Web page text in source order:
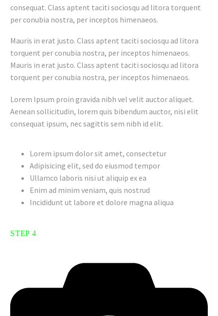
consequat. Class aptent taciti sociosqu ad litora torquent
per conubia nostra, per inceptos himenaeos.
Mauris in erat justo. Class aptent taciti sociosqu ad litora
torquent per conubia nostra, per inceptos himenaeos.
Mauris in erat justo. Class aptent taciti sociosqu ad litora
torquent per conubia nostra, per inceptos himenaeos.
Lorem Ipsum proin gravida nibh vel velit auctor aliquet.
Aenean sollicitudin, lorem quis bibendum auctor, nisi elit
consequat ipsum, nec sagittis sem nibh id elit.
Lorem ipsum dolor sit amet, consectetur
Adipisicing elit, sed do eiusmod tempor
Ullamco laboris nisi ut aliquip ex ea
Enim ad minim veniam, quis nostrud
Incididunt ut labore et dolore magna aliqua
STEP 4